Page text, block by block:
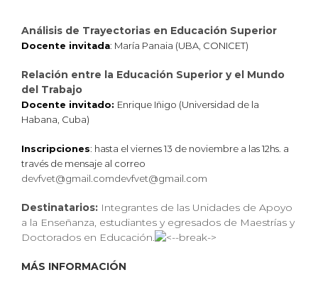
Análisis de Trayectorias en Educación Superior
Docente invitada: María Panaia (UBA, CONICET)
Relación entre la Educación Superior y el Mundo
del Trabajo
Docente invitado: Enrique Iñigo (Universidad de la
Habana, Cuba)
Inscripciones: hasta el viernes 13 de noviembre a las 12hs. a
través de mensaje al correo
devfvet@gmail.comdevfvet@gmail.com
Destinatarios: Integrantes de las Unidades de Apoyo
a la Enseñanza, estudiantes y egresados de Maestrías y
Doctorados en Educación.
MÁS INFORMACIÓN